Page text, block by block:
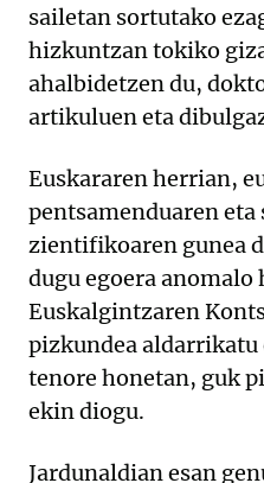
sailetan sortutako
hizkuntzan tokiko
ahalbidetzen du,
artikuluen eta
Euskararen herrian,
pentsamenduaren
zientifikoaren gunea
dugu egoera
Euskalgintzaren
pizkundea aldarrikatu
tenore honetan, guk
ekin diogu.
Jardunaldian esan